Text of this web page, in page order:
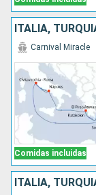
ITALIA,
Comidas incluidas
Carnival Miracle
ITALIA,